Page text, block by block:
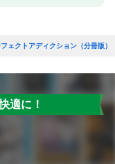
ェクトアディクション（分冊版）
適に！